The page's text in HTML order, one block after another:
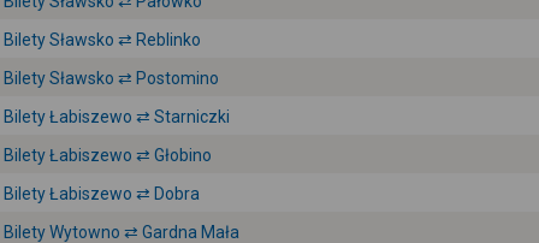
Bilety Sławsko ⇄ Reblinko
Bilety Sławsko ⇄ Postomino
Bilety Łabiszewo ⇄ Starniczki
Bilety Łabiszewo ⇄ Głobino
Bilety Łabiszewo ⇄ Dobra
Bilety Wytowno ⇄ Gardna Mała